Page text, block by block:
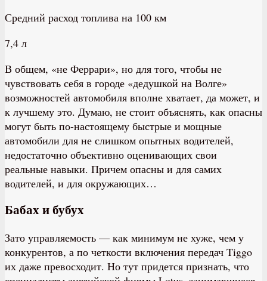
Средний расход топлива на 100 км
7,4 л
В общем, «не Феррари», но для того, чтобы не
чувствовать себя в городе «дедушкой на Волге»
возможностей автомобиля вполне хватает, да может, и
к лучшему это. Думаю, не стоит объяснять, как опасны
могут быть по-настоящему быстрые и мощные
автомобили для не слишком опытных водителей,
недостаточно объективно оценивающих свои
реальные навыки. Причем опасны и для самих
водителей, и для окружающих…
Бабах и бубух
Зато управляемость — как минимум не хуже, чем у
конкурентов, а по четкости включения передач Tiggo
их даже превосходит. Но тут придется признать, что